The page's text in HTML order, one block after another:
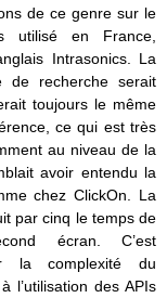
de ce genre sur le
utilisé en France,
Intrasonics. La
de recherche serait
toujours le même
ce qui est très
au niveau de la
avoir entendu la
chez ClickOn. La
par cinq le temps de
écran. C’est
la complexité du
l’utilisation des APIs